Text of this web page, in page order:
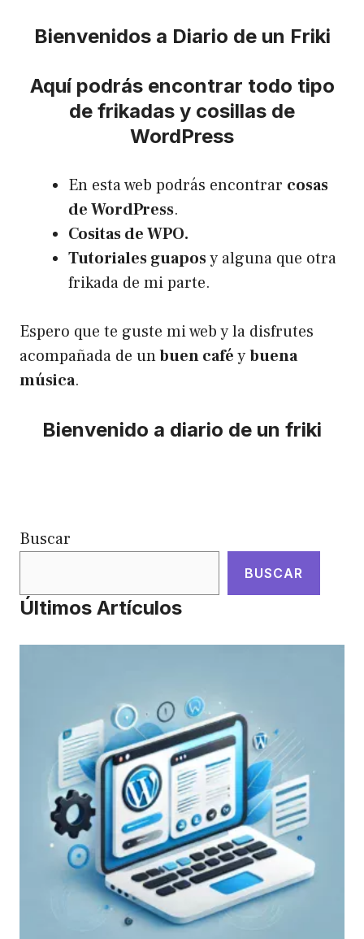
Bienvenidos a Diario de un Friki
Aquí podrás encontrar todo tipo
de frikadas y cosillas de
WordPress
En esta web podrás encontrar cosas
de WordPress.
Cositas de WPO.
Tutoriales guaposy alguna que otra
frikada de mi parte.
Espero que te guste mi web y la disfrutes
acompañada de unbuen caféybuena
música.
Bienvenido a diario de un friki
Buscar
BUSCAR
Últimos Artículos